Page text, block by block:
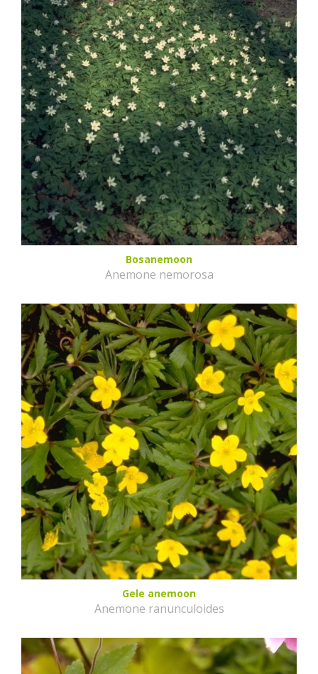
Bosanemoon
Anemone nemorosa
Gele anemoon
Anemone ranunculoides